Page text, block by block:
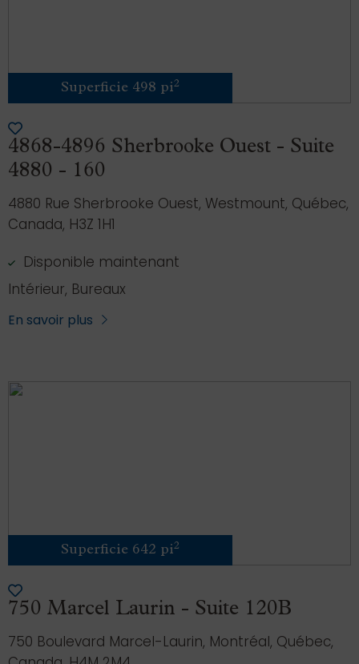
Superficie 498 pi2
4868-4896 Sherbrooke Ouest - Suite
4880 - 160
4880 Rue Sherbrooke Ouest, Westmount, Québec,
Canada, H3Z 1H1
Disponible maintenant
Intérieur, Bureaux
En savoir plus
Superficie 642 pi2
750 Marcel Laurin - Suite 120B
750 Boulevard Marcel-Laurin, Montréal, Québec,